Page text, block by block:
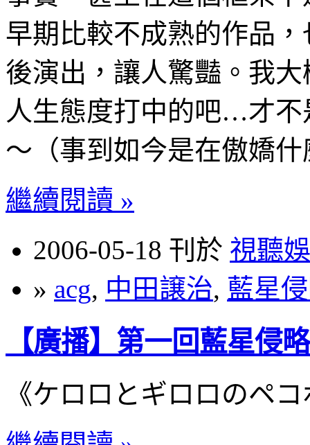
早期比較不成熟的作品
後演出，讓人驚豔。我
人生態度打中的吧…才
～（事到如今是在傲嬌
繼續閱讀 »
2006-05-18 刊於 視聽
» acg, 中田譲治, 藍星
【廣播】第一回藍星侵
《ケロロとギロロのペ